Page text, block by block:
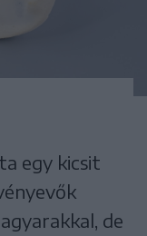
egy kicsit
de